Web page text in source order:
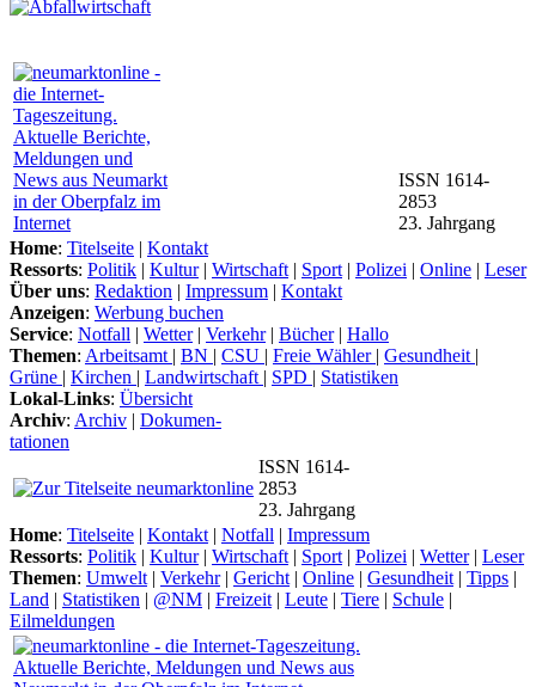
ISSN 1614-
2853
23. Jahrgang
Home: Titelseite | Kontakt
Ressorts: Politik | Kultur| Wirtschaft | Sport | Polizei | Online | Leser
Über uns: Redaktion | Impressum | Kontakt
Anzeigen: Werbung buchen
Service: Notfall | Wetter| Verkehr| Bücher| Hallo
Themen: Arbeitsamt | BN | CSU | Freie Wähler | Gesundheit |
Grüne | Kirchen | Landwirtschaft | SPD | Statistiken
Lokal-Links: Übersicht
Archiv: Archiv | Dokumen-
tationen
ISSN 1614-
2853
23. Jahrgang
Home: Titelseite | Kontakt | Notfall | Impressum
Ressorts: Politik | Kultur| Wirtschaft | Sport | Polizei | Wetter| Leser
Themen: Umwelt | Verkehr| Gericht | Online | Gesundheit | Tipps |
Land | Statistiken | @NM | Freizeit | Leute | Tiere | Schule |
Eilmeldungen